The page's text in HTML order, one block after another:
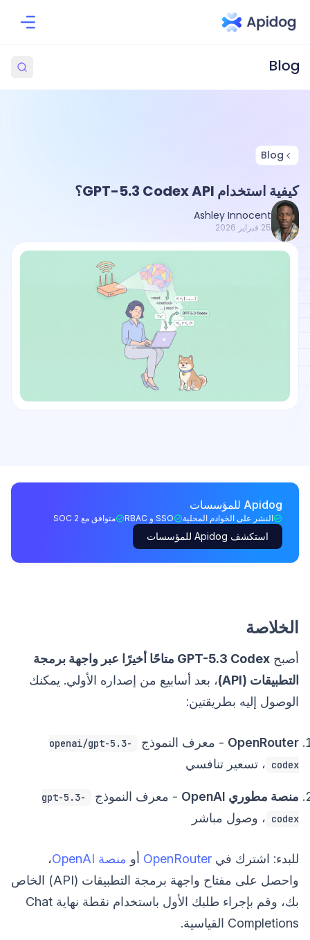
Blog
كيفية استخدام GPT-5.3 Codex API؟
Ashley Innocent
25 فبراير 2026
Apidog للمؤسسات
النشر على الخوادم المحلية SSO و RBAC متوافق مع SOC 2
استكشف Apidog للمؤسسات
الخلاصة
أصبح
GPT-5.3 Codex متاحًا أخيرًا عبر واجهة برمجة
التطبيقات (API)
، بعد أسابيع من إصداره الأولي. يمكنك
الوصول إليه بطريقتين:
OpenRouter - معرف النموذج
openai/gpt-5.3-
codex ، تسعير تنافسي
منصة مطوري OpenAI - معرف النموذج
gpt-5.3-
codex ، وصول مباشر
للبدء: اشترك في OpenRouter أو منصة OpenAI
،
واحصل على مفتاح واجهة برمجة التطبيقات (API) الخاص
بك، وقم بإجراء طلبك الأول باستخدام نقطة نهاية Chat
Completions القياسية.